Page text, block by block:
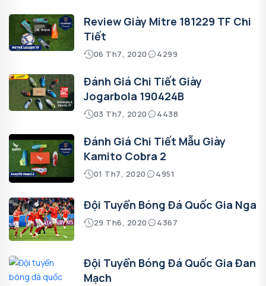
Review Giày Mitre 181229 TF Chi
Tiết
06 Th7, 2020 4299
Đánh Giá Chi Tiết Giày
Jogarbola 190424B
03 Th7, 2020 4438
Đánh Giá Chi Tiết Mẫu Giày
Kamito Cobra 2
01 Th7, 2020 4951
Đội Tuyển Bóng Đá Quốc Gia Nga
29 Th6, 2020 4367
Đội Tuyển Bóng Đá Quốc Gia Đan
Mạch